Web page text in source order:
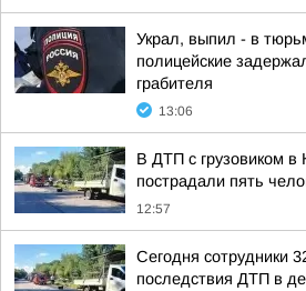
Украл, выпил - в
полицейские
грабителя
13:06
В ДТП с грузовиком в
пострадали пять
12:57
Сегодня сотрудники
последствия ДТП в